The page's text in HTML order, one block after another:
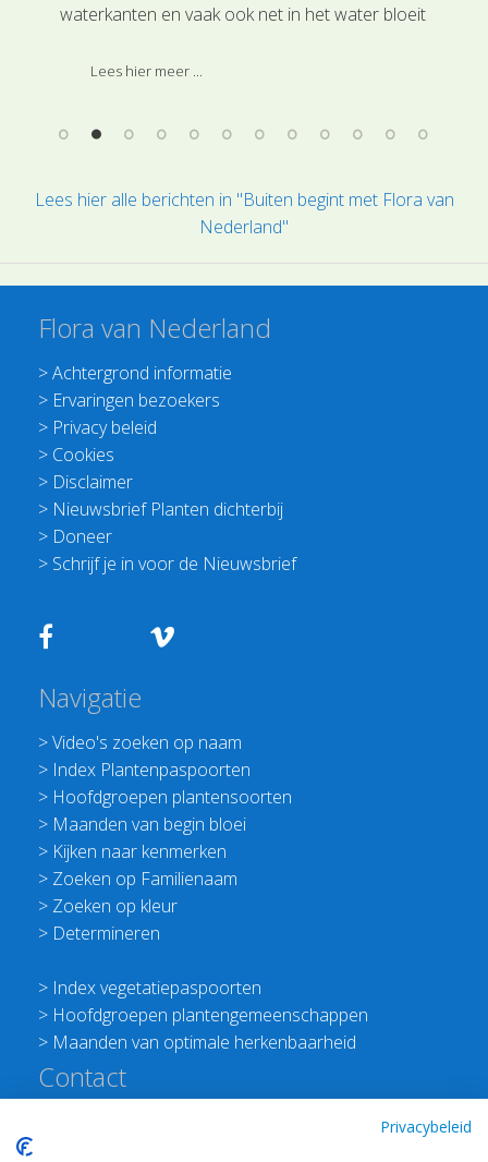
waterkanten en vaak ook net in het water bloeit
uit de Schermbloemenfamilie, namelijk
hoofdgroep Schermbloemachtigen.
Lees hier meer ...
Lees hier alle berichten in "Buiten begint met Flora van
Nederland"
Flora van Nederland
>Achtergrond informatie
> Ervaringen bezoekers
> Privacy beleid
> Cookies
> Disclaimer
> Nieuwsbrief Planten dichterbij
> Doneer
> Schrijf je in voor de Nieuwsbrief
Navigatie
>Video's zoeken op naam
> Index Plantenpaspoorten
> Hoofdgroepen plantensoorten
> Maanden van begin bloei
> Kijken naar kenmerken
> Zoeken op Familienaam
> Zoeken op kleur
> Determineren
> Index vegetatiepaspoorten
> Hoofdgroepen plantengemeenschappen
> Maanden van optimale herkenbaarheid
Contact
Privacybeleid